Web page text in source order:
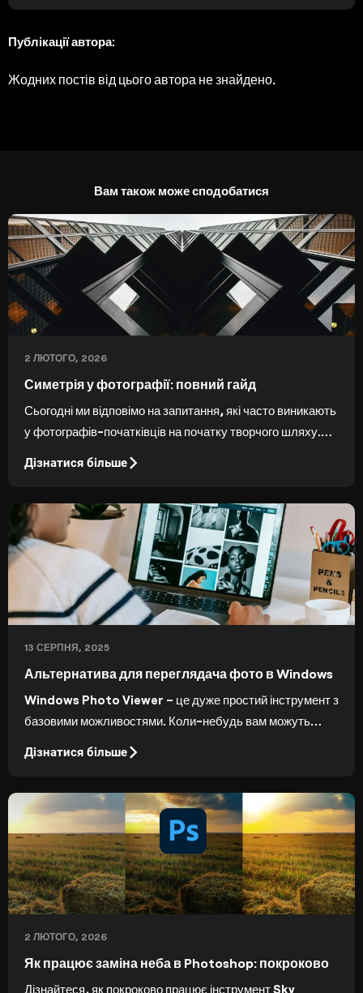
Публікації автора:
Жодних постів від цього автора не знайдено.
Вам також може сподобатися
2 ЛЮТОГО, 2026
Симетрія у фотографії: повний гайд
Сьогодні ми відповімо на запитання, які часто виникають
у фотографів-початківців на початку творчого шляху.
стаття саме для вас.
Дізнатися більше
13 СЕРПНЯ, 2025
Альтернатива для переглядача фото в Windows
Windows Photo Viewer – це дуже простий інструмент з
базовими можливостями. Коли-небудь вам можуть
тому ми створили цей список альтернатив для Windows
Дізнатися більше
2 ЛЮТОГО, 2026
Як працює заміна неба в Photoshop: покроково
Дізнайтеся, як покроково працює інструмент Sky